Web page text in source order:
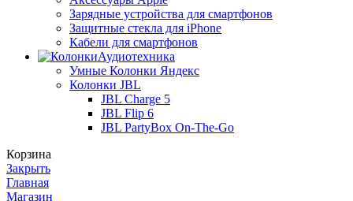
Зарядные устройства для смартфонов
Защитные стекла для iPhone
Кабели для смартфонов
Аудиотехника
Умные Колонки Яндекс
Колонки JBL
JBL Charge 5
JBL Flip 6
JBL PartyBox On-The-Go
Корзина
Закрыть
Главная
Магазин